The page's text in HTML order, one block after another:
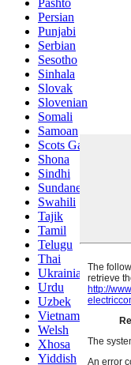
Pashto
Persian
Punjabi
Serbian
Sesotho
Sinhala
Slovak
Slovenian
Somali
Samoan
Scots Gaelic
Shona
Sindhi
Sundanese
Swahili
Tajik
Tamil
Telugu
Thai
Ukrainian
Urdu
Uzbek
Vietnamese
Welsh
Xhosa
Yiddish